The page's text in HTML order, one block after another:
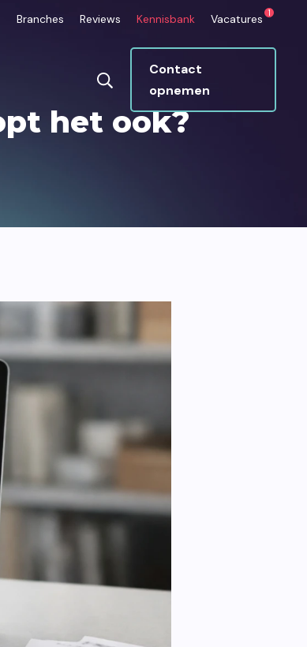
Branches Reviews Kennisbank Vacatures 1
beter
herkennen op je
Perfect voor Sales!.
Contact
opnemen
het ook?